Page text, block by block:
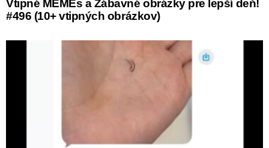
Vtipné MEMEs a Zábavné obrázky pre lepší deň!
#496 (10+ vtipných obrázkov)